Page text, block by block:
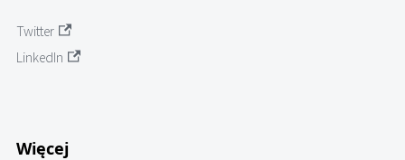
Twitter
LinkedIn
Więcej